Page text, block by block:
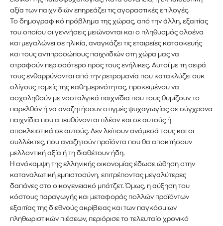
αξία των παιχνιδιών επηρεάζει τις αγοραστικές επιλογές.
Το δημογραφικό πρόβλημα της χώρας, από την άλλη, εξαιτίας
του οποίου οι γεννήσεις μειώνονται και ο πληθυσμός ολοένα
και μεγαλώνει σε ηλικία, αναγκάζει τις εταιρείες κατασκευής
και τους αντιπροσώπους παιχνιδιών στη χώρα μας να
στραφούν περισσότερο προς τους ενήλικες. Αυτοί με τη σειρά
τους ενθαρρύνονται από την ρετρομανία που κατακλύζει ουκ
ολίγους τομείς της καθημερινότητας, προκειμένου να
ασχοληθούν με νοσταλγικά παιχνίδια που τους θυμίζουν το
παρελθόν ή να αναζητήσουν στιγμές ψυχαγωγίας σε σύγχρονα
παιχνίδια που απευθύνονται πλέον και σε αυτούς ή
αποκλειστικά σε αυτούς. Δεν λείπουν ανάμεσά τους και οι
συλλέκτες, που αναζητούν προϊόντα που θα αποκτήσουν
μελλοντική αξία ή τη διαθέτουν ήδη.
Η ανάκαμψη της ελληνικής οικονομίας έδωσε ώθηση στην
καταναλωτική εμπιστοσύνη, επιτρέποντας μεγαλύτερες
δαπάνες στο οικογενειακό μπάτζετ. Όμως, η αύξηση του
κόστους παραγωγής και μεταφοράς πολλών προϊόντων
εξαιτίας της διεθνούς ακρίβειας και των παγκόσμιων
πληθωριστικών πιέσεων, περιόρισε το τελευταίο χρονικό